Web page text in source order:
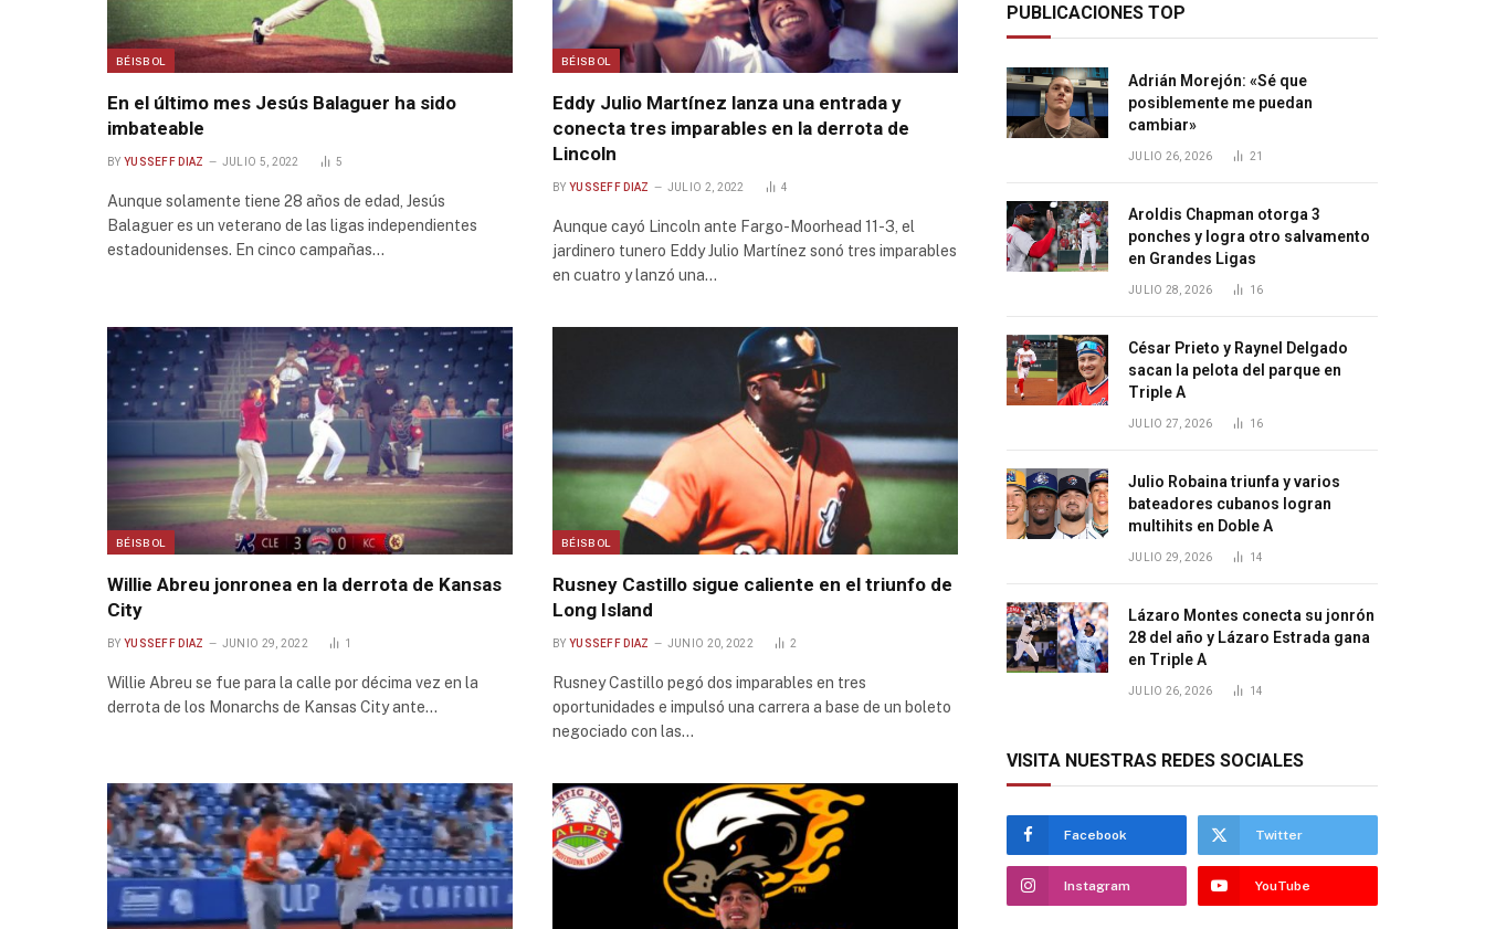
BÉISBOL
En el último mes Jesús Balaguer ha sido
imbateable
BY YUSSEFF DIAZ JULIO 5, 2022 5
Aunque solamente tiene 28 años de edad, Jesús
Balaguer es un veterano de las ligas independientes
estadounidenses. En cinco campañas…
BÉISBOL
Eddy Julio Martínez lanza una entrada y
conecta tres imparables en la derrota de
Lincoln
BY YUSSEFF DIAZ JULIO 2, 2022 4
Aunque cayó Lincoln ante Fargo-Moorhead 11-3, el
jardinero tunero Eddy Julio Martínez sonó tres imparables
en cuatro y lanzó una…
BÉISBOL
Willie Abreu jonronea en la derrota de Kansas
City
BY YUSSEFF DIAZ JUNIO 29, 2022 1
Willie Abreu se fue para la calle por décima vez en la
derrota de los Monarchs de Kansas City ante…
BÉISBOL
Rusney Castillo sigue caliente en el triunfo de
Long Island
BY YUSSEFF DIAZ JUNIO 20, 2022 2
Rusney Castillo pegó dos imparables en tres
oportunidades e impulsó una carrera a base de un boleto
negociado con las…
PUBLICACIONES TOP
Adrián Morejón: «Sé que
posiblemente me puedan
cambiar»
JULIO 26, 2026 21
Aroldis Chapman otorga 3
ponches y logra otro salvamento
en Grandes Ligas
JULIO 28, 2026 16
César Prieto y Raynel Delgado
sacan la pelota del parque en
Triple A
JULIO 27, 2026 16
Julio Robaina triunfa y varios
bateadores cubanos logran
multihits en Doble A
JULIO 29, 2026 14
Lázaro Montes conecta su jonrón
28 del año y Lázaro Estrada gana
en Triple A
JULIO 26, 2026 14
VISITA NUESTRAS REDES SOCIALES
Facebook Twitter
Instagram YouTube